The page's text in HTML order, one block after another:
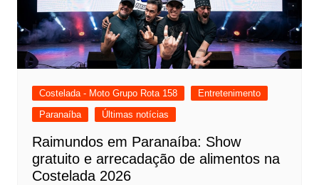
Costelada - Moto Grupo Rota 158
Entretenimento
Paranaíba
Últimas notícias
Raimundos em Paranaíba: Show
gratuito e arrecadação de alimentos na
Costelada 2026